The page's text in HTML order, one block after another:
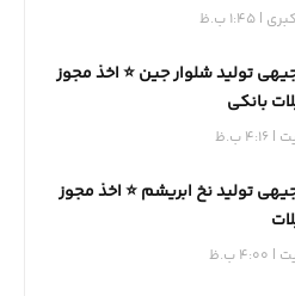
1:45 ب.ظ
تولید شلوار جین ⭐️ اخذ مجوز
بانکی
4:16 ب.ظ
تولید نخ ابریشم ⭐️ اخذ مجوز
4:00 ب.ظ